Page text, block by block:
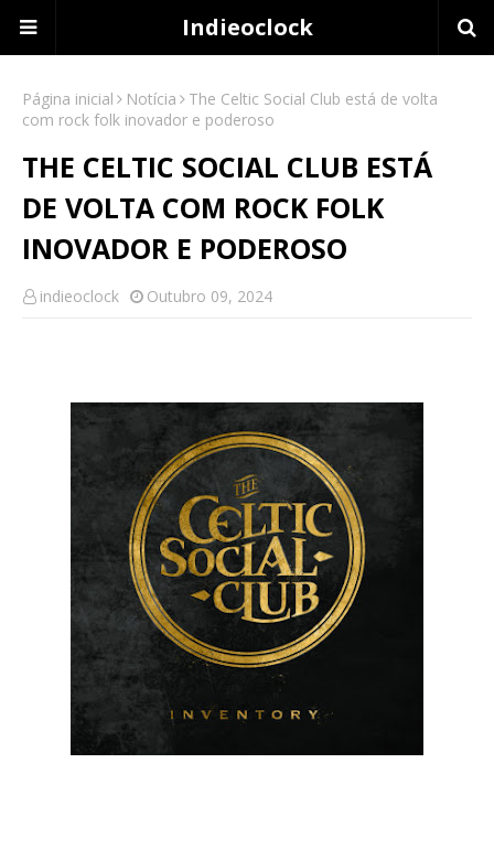
Indieoclock
Página inicial Notícia
The Celtic Social Club está de volta
com rock folk inovador e poderoso
THE CELTIC SOCIAL CLUB ESTÁ
DE VOLTA COM ROCK FOLK
INOVADOR E PODEROSO
indieoclock Outubro 09, 2024